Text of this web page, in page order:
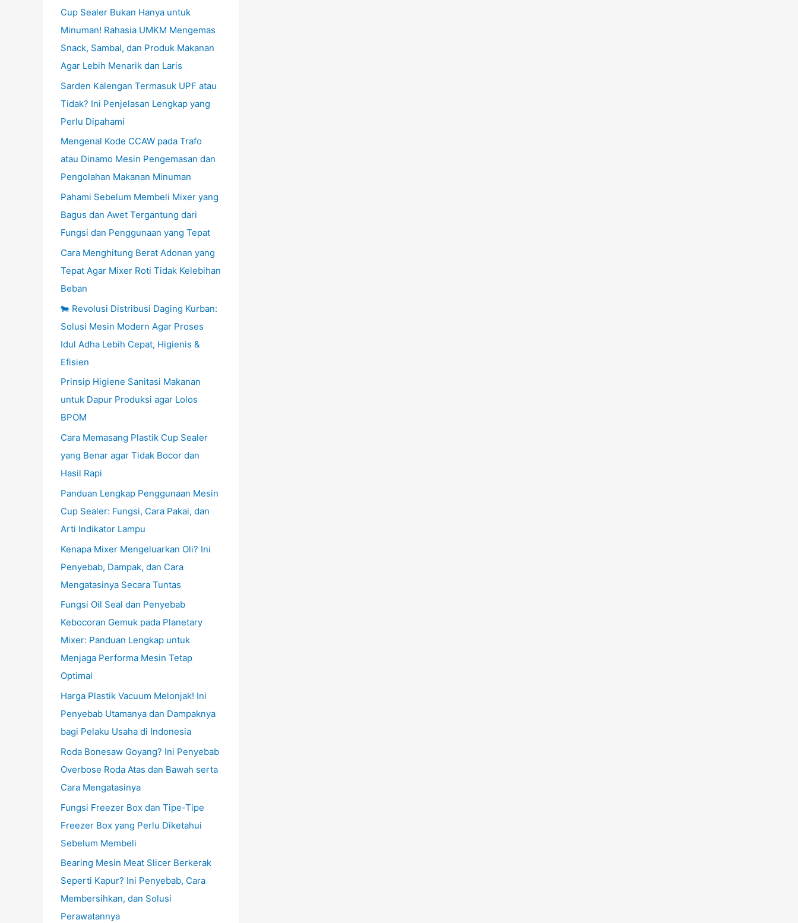
Cup Sealer Bukan Hanya untuk
Minuman! Rahasia UMKM Mengemas
Snack, Sambal, dan Produk Makanan
Agar Lebih Menarik dan Laris
Sarden Kalengan Termasuk UPF atau
Tidak? Ini Penjelasan Lengkap yang
Perlu Dipahami
Mengenal Kode CCAW pada Trafo
atau Dinamo Mesin Pengemasan dan
Pengolahan Makanan Minuman
Pahami Sebelum Membeli Mixer yang
Bagus dan Awet Tergantung dari
Fungsi dan Penggunaan yang Tepat
Cara Menghitung Berat Adonan yang
Tepat Agar Mixer Roti Tidak Kelebihan
Beban
🐄 Revolusi Distribusi Daging Kurban:
Solusi Mesin Modern Agar Proses
Idul Adha Lebih Cepat, Higienis &
Efisien
Prinsip Higiene Sanitasi Makanan
untuk Dapur Produksi agar Lolos
BPOM
Cara Memasang Plastik Cup Sealer
yang Benar agar Tidak Bocor dan
Hasil Rapi
Panduan Lengkap Penggunaan Mesin
Cup Sealer: Fungsi, Cara Pakai, dan
Arti Indikator Lampu
Kenapa Mixer Mengeluarkan Oli? Ini
Penyebab, Dampak, dan Cara
Mengatasinya Secara Tuntas
Fungsi Oil Seal dan Penyebab
Kebocoran Gemuk pada Planetary
Mixer: Panduan Lengkap untuk
Menjaga Performa Mesin Tetap
Optimal
Harga Plastik Vacuum Melonjak! Ini
Penyebab Utamanya dan Dampaknya
bagi Pelaku Usaha di Indonesia
Roda Bonesaw Goyang? Ini Penyebab
Overbose Roda Atas dan Bawah serta
Cara Mengatasinya
Fungsi Freezer Box dan Tipe-Tipe
Freezer Box yang Perlu Diketahui
Sebelum Membeli
Bearing Mesin Meat Slicer Berkerak
Seperti Kapur? Ini Penyebab, Cara
Membersihkan, dan Solusi
Perawatannya